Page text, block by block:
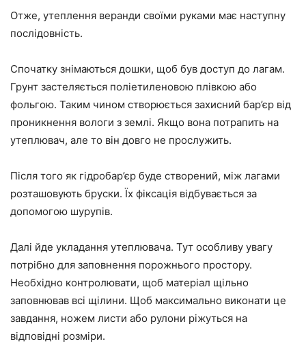
Отже, утеплення веранди своїми руками має наступну
послідовність.
Спочатку знімаються дошки, щоб був доступ до лагам.
Грунт застеляється поліетиленовою плівкою або
фольгою. Таким чином створюється захисний бар’єр від
проникнення вологи з землі. Якщо вона потрапить на
утеплювач, але то він довго не прослужить.
Після того як гідробар’єр буде створений, між лагами
розташовують бруски. Їх фіксація відбувається за
допомогою шурупів.
Далі йде укладання утеплювача. Тут особливу увагу
потрібно для заповнення порожнього простору.
Необхідно контролювати, щоб матеріал щільно
заповнював всі щілини. Щоб максимально виконати це
завдання, ножем листи або рулони ріжуться на
відповідні розміри.